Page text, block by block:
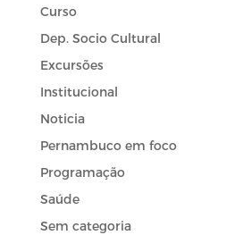
Curso
Dep. Socio Cultural
Excursões
Institucional
Noticia
Pernambuco em foco
Programação
Saúde
Sem categoria